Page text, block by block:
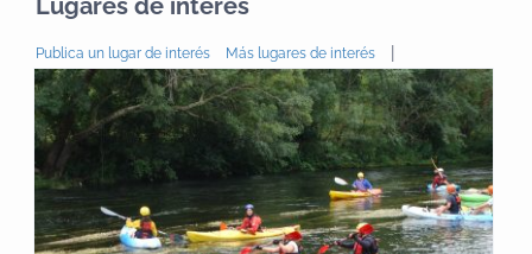
Lugares de interés
Publica un lugar de interés Más lugares de interés